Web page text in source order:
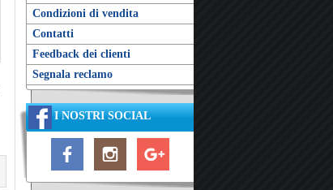
Condizioni di vendita
Contatti
Feedback dei clienti
Segnala reclamo
I NOSTRI SOCIAL